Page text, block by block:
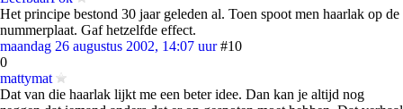
Het principe bestond 30 jaar geleden al. Toen spoot men haarlak op de
nummerplaat. Gaf hetzelfde effect.
maandag 26 augustus 2002, 14:07 uur #10
0
mattymat
Dat van die haarlak lijkt me een beter idee. Dan kan je altijd nog